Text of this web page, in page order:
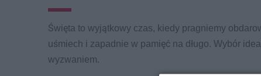
Święta to wyjątkowy czas, kiedy pragniemy
uśmiech i zapadnie w pamięć na długo. Wybór
wyzwaniem.